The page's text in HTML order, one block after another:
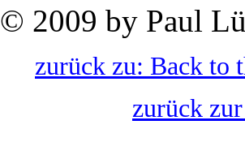
© 2009 by Paul
zurück zu: Back to
zurück